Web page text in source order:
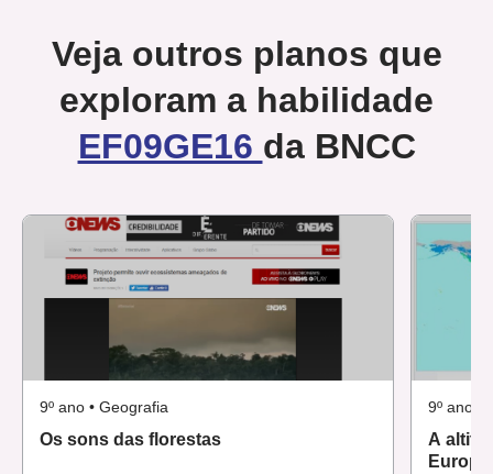
Veja outros planos que
exploram a habilidade
EF09GE16 da BNCC
9º ano • Geografia
Os sons das florestas
9º ano •
A